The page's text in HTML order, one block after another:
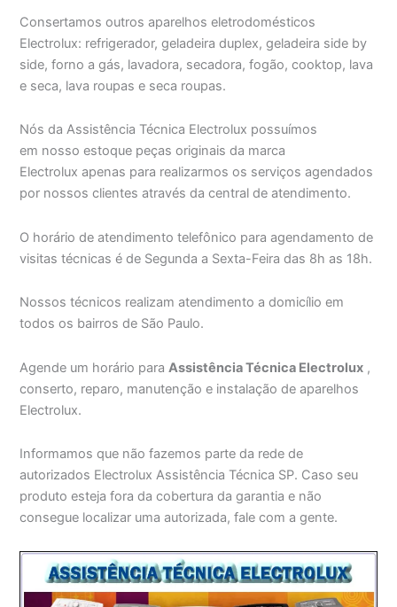
Consertamos outros aparelhos eletrodomésticos
Electrolux: refrigerador, geladeira duplex, geladeira side by
side, forno a gás, lavadora, secadora, fogão, cooktop, lava
e seca, lava roupas e seca roupas.
Nós da Assistência Técnica Electrolux possuímos
em nosso estoque peças originais da marca
Electrolux apenas para realizarmos os serviços agendados
por nossos clientes através da central de atendimento.
O horário de atendimento telefônico para agendamento de
visitas técnicas é de Segunda a Sexta-Feira das 8h as 18h.
Nossos técnicos realizam atendimento a domicílio em
todos os bairros de São Paulo.
Agende um horário paraAssistência Técnica Electrolux ,
conserto, reparo, manutenção e instalação de aparelhos
Electrolux.
Informamos que não fazemos parte da rede de
autorizados Electrolux Assistência Técnica SP. Caso seu
produto esteja fora da cobertura da garantia e não
consegue localizar uma autorizada, fale com a gente.